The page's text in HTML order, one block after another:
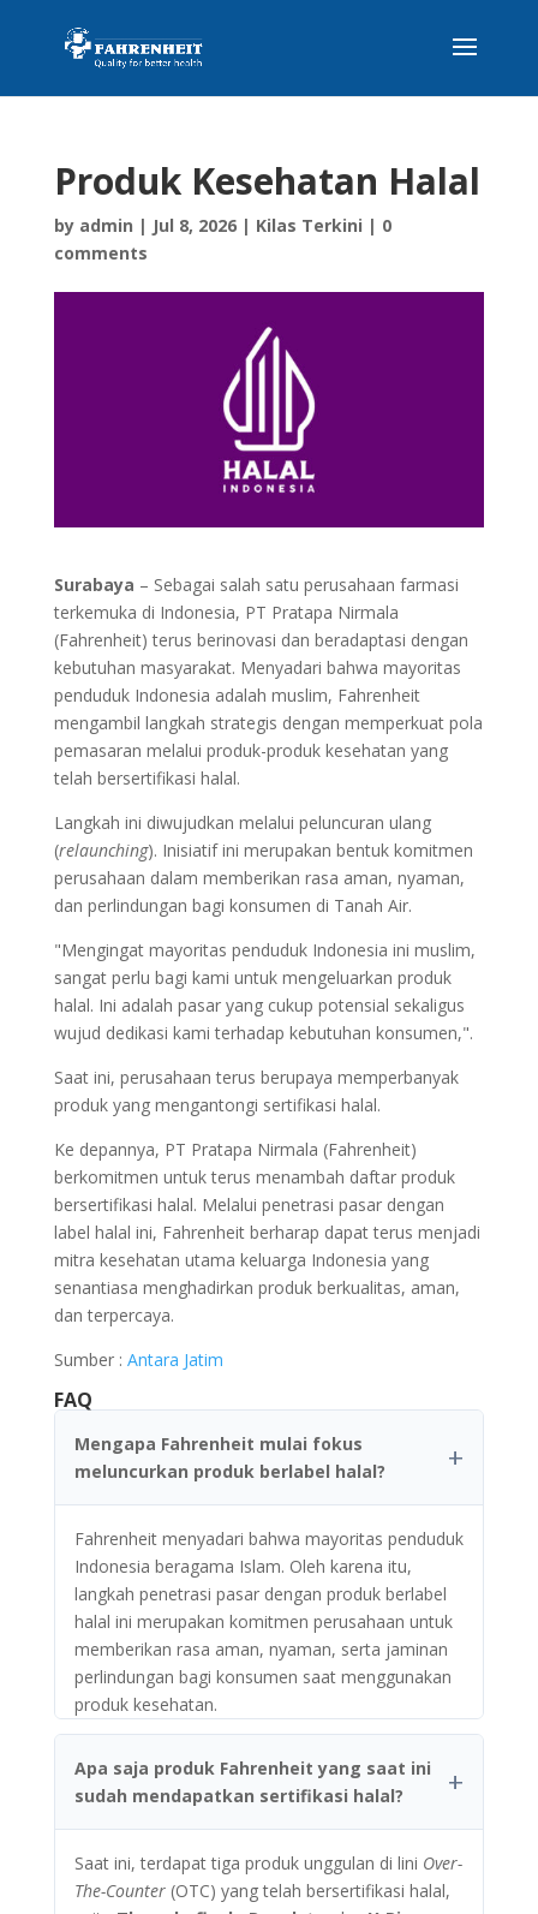
Produk Kesehatan Halal
by admin | Jul 8, 2026| Kilas Terkini | 0
comments
Surabaya – Sebagai salah satu perusahaan farmasi
terkemuka di Indonesia, PT Pratapa Nirmala
(Fahrenheit) terus berinovasi dan beradaptasi dengan
kebutuhan masyarakat. Menyadari bahwa mayoritas
penduduk Indonesia adalah muslim, Fahrenheit
mengambil langkah strategis dengan memperkuat pola
pemasaran melalui produk-produk kesehatan yang
telah bersertifikasi halal.
Langkah ini diwujudkan melalui peluncuran ulang
(relaunching). Inisiatif ini merupakan bentuk komitmen
perusahaan dalam memberikan rasa aman, nyaman,
dan perlindungan bagi konsumen di Tanah Air.
"Mengingat mayoritas penduduk Indonesia ini muslim,
sangat perlu bagi kami untuk mengeluarkan produk
halal. Ini adalah pasar yang cukup potensial sekaligus
wujud dedikasi kami terhadap kebutuhan konsumen,".
Saat ini, perusahaan terus berupaya memperbanyak
produk yang mengantongi sertifikasi halal.
Ke depannya, PT Pratapa Nirmala (Fahrenheit)
berkomitmen untuk terus menambah daftar produk
bersertifikasi halal. Melalui penetrasi pasar dengan
label halal ini, Fahrenheit berharap dapat terus menjadi
mitra kesehatan utama keluarga Indonesia yang
senantiasa menghadirkan produk berkualitas, aman,
dan terpercaya.
Sumber : Antara Jatim
FAQ
Mengapa Fahrenheit mulai fokus
meluncurkan produk berlabel halal?
Fahrenheit menyadari bahwa mayoritas penduduk
Indonesia beragama Islam. Oleh karena itu,
langkah penetrasi pasar dengan produk berlabel
halal ini merupakan komitmen perusahaan untuk
memberikan rasa aman, nyaman, serta jaminan
perlindungan bagi konsumen saat menggunakan
produk kesehatan.
Apa saja produk Fahrenheit yang saat ini
sudah mendapatkan sertifikasi halal?
Saat ini, terdapat tiga produk unggulan di lini Over-
The-Counter(OTC) yang telah bersertifikasi halal,